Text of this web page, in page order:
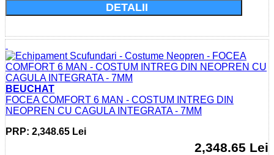
DETALII
BEUCHAT
FOCEA COMFORT 6 MAN - COSTUM INTREG DIN
NEOPREN CU CAGULA INTEGRATA - 7MM
PRP: 2,348.65 Lei
2,348.65 Lei